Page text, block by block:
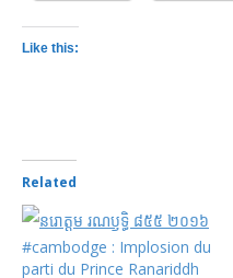
Like this:
Related
#cambodge : Implosion du
parti du Prince Ranariddh